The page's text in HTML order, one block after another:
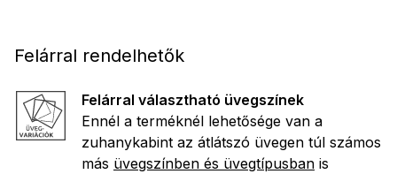
Felárral rendelhetők
Felárral választható üvegszínek
Ennél a terméknél lehetősége van a
zuhanykabint az átlátszó üvegen túl számos
más üvegszínben és üvegtípusban is